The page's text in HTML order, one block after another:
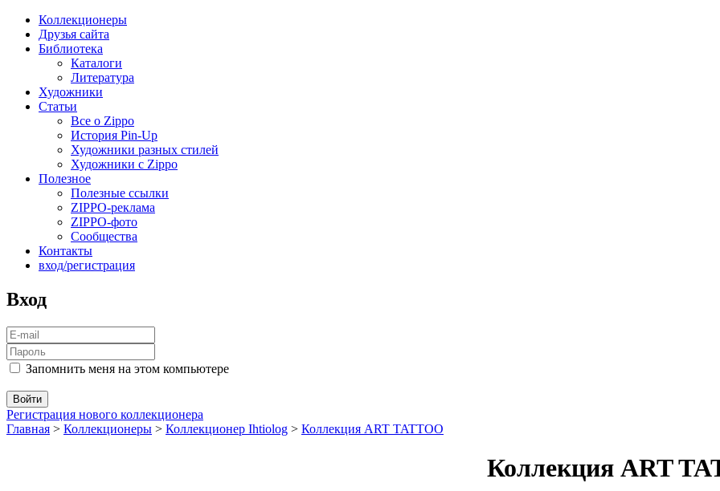
Коллекционеры
Друзья сайта
Библиотека
Каталоги
Литература
Художники
Статьи
Все о Zippo
История Pin-Up
Художники разных стилей
Художники с Zippo
Полезное
Полезные ссылки
ZIPPO-реклама
ZIPPO-фото
Сообщества
Контакты
вход/регистрация
Вход
Запомнить меня на этом компьютере
Регистрация нового коллекционера
Главная > Коллекционеры > Коллекционер Ihtiolog > Коллекция ART TATTOO
Коллекция ART